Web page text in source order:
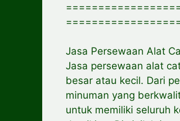
Jasa Persewaan Alat
Jasa persewaan alat
besar atau kecil. Dari
minuman yang
untuk memiliki seluruh